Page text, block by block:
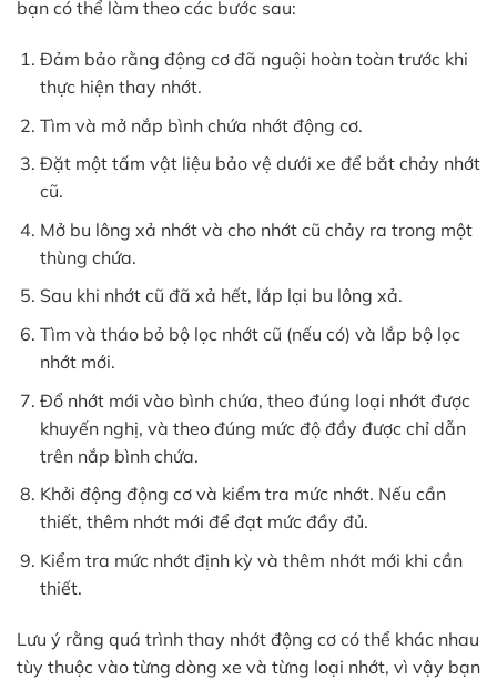
bạn có thể làm theo các bước sau:
Đảm bảo rằng động cơ đã nguội hoàn toàn trước khi
thực hiện thay nhớt.
Tìm và mở nắp bình chứa nhớt động cơ.
Đặt một tấm vật liệu bảo vệ dưới xe để bắt chảy nhớt
cũ.
Mở bu lông xả nhớt và cho nhớt cũ chảy ra trong một
thùng chứa.
Sau khi nhớt cũ đã xả hết, lắp lại bu lông xả.
Tìm và tháo bỏ bộ lọc nhớt cũ (nếu có) và lắp bộ lọc
nhớt mới.
Đổ nhớt mới vào bình chứa, theo đúng loại nhớt được
khuyến nghị, và theo đúng mức độ đầy được chỉ dẫn
trên nắp bình chứa.
Khởi động động cơ và kiểm tra mức nhớt. Nếu cần
thiết, thêm nhớt mới để đạt mức đầy đủ.
Kiểm tra mức nhớt định kỳ và thêm nhớt mới khi cần
thiết.
Lưu ý rằng quá trình thay nhớt động cơ có thể khác nhau
tùy thuộc vào từng dòng xe và từng loại nhớt, vì vậy bạn